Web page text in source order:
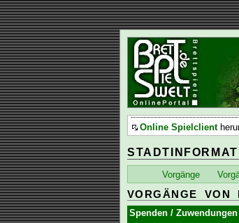
Online Spielclient
Vorgänge
VORGÄNGE VON
Spenden / Zuwendungen